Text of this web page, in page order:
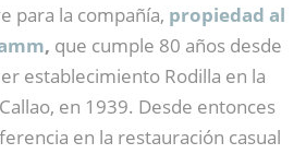
para la compañía, propiedad al
, que cumple 80 años desde
establecimiento Rodilla en la
en 1939. Desde entonces
en la restauración casual